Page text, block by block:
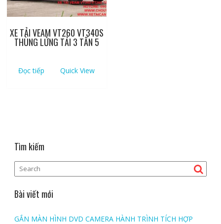
XE TẢI VEAM VT260 VT340S
THÙNG LỬNG TẢI 3 TẤN 5
Đọc tiếp Quick View
Tìm kiếm
Bài viết mới
GẮN MÀN HÌNH DVD CAMERA HÀNH TRÌNH TÍCH HỢP